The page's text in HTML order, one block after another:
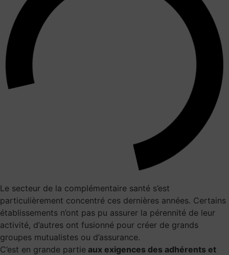
Le secteur de la complémentaire santé s’est
particulièrement concentré ces dernières années. Certains
établissements n’ont pas pu assurer la pérennité de leur
activité, d’autres ont fusionné pour créer de grands
groupes mutualistes ou d’assurance.
C’est en grande partie aux exigences des adhérents et